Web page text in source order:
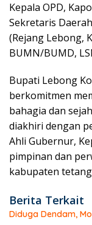
Kepala OPD,
Sekretaris
(Rejang Lebong,
BUMN/BUMD,
Bupati Lebong
berkomitmen
bahagia dan
diakhiri dengan
Ahli Gubernur,
pimpinan dan
kabupaten
Berita Terkait
Diduga Dendam,